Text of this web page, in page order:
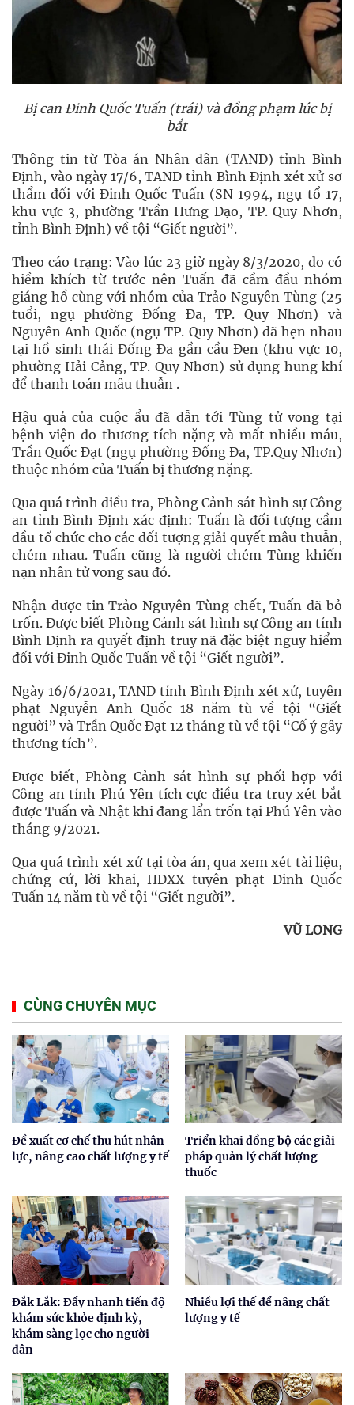
Bị can Đinh Quốc Tuấn (trái) và đồng phạm lúc bị
bắt
Thông tin từ Tòa án Nhân dân (TAND) tỉnh Bình
Định, vào ngày 17/6, TAND tỉnh Bình Định xét xử sơ
thẩm đối với Đinh Quốc Tuấn (SN 1994, ngụ tổ 17,
khu vực 3, phường Trần Hưng Đạo, TP. Quy Nhơn,
tỉnh Bình Định) về tội “Giết người”.
Theo cáo trạng: Vào lúc 23 giờ ngày 8/3/2020, do có
hiềm khích từ trước nên Tuấn đã cầm đầu nhóm
giáng hồ cùng với nhóm của Trảo Nguyên Tùng (25
tuổi, ngụ phường Đống Đa, TP. Quy Nhơn) và
Nguyễn Anh Quốc (ngụ TP. Quy Nhơn) đã hẹn nhau
tại hồ sinh thái Đống Đa gần cầu Đen (khu vực 10,
phường Hải Cảng, TP. Quy Nhơn) sử dụng hung khí
để thanh toán mâu thuẫn .
Hậu quả của cuộc ẩu đã dẫn tới Tùng tử vong tại
bệnh viện do thương tích nặng và mất nhiều máu,
Trần Quốc Đạt (ngụ phường Đống Đa, TP.Quy Nhơn)
thuộc nhóm của Tuấn bị thương nặng.
Qua quá trình điều tra, Phòng Cảnh sát hình sự Công
an tỉnh Bình Định xác định: Tuấn là đối tượng cầm
đầu tổ chức cho các đối tượng giải quyết mâu thuẫn,
chém nhau. Tuấn cũng là người chém Tùng khiến
nạn nhân tử vong sau đó.
Nhận được tin Trảo Nguyên Tùng chết, Tuấn đã bỏ
trốn. Được biết Phòng Cảnh sát hình sự Công an tỉnh
Bình Định ra quyết định truy nã đặc biệt nguy hiểm
đối với Đinh Quốc Tuấn về tội “Giết người”.
Ngày 16/6/2021, TAND tỉnh Bình Định xét xử, tuyên
phạt Nguyễn Anh Quốc 18 năm tù về tội “Giết
người” và Trần Quốc Đạt 12 tháng tù về tội “Cố ý gây
thương tích”.
Được biết, Phòng Cảnh sát hình sự phối hợp với
Công an tỉnh Phú Yên tích cực điều tra truy xét bắt
được Tuấn và Nhật khi đang lẩn trốn tại Phú Yên vào
tháng 9/2021.
Qua quá trình xét xử tại tòa án, qua xem xét tài liệu,
chứng cứ, lời khai, HĐXX tuyên phạt Đinh Quốc
Tuấn 14 năm tù về tội “Giết người”.
VŨ LONG
CÙNG CHUYÊN MỤC
Đề xuất cơ chế thu hút nhân
lực, nâng cao chất lượng y tế
Triển khai đồng bộ các giải
pháp quản lý chất lượng
thuốc
Đắk Lắk: Đẩy nhanh tiến độ
khám sức khỏe định kỳ,
khám sàng lọc cho người
dân
Nhiều lợi thế để nâng chất
lượng y tế